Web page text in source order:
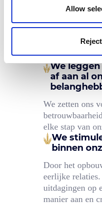
Allow
Als Europese
koekjes en
We
af aan al
We zetten ons
elke stap van
We
binnen
Door het
eerlijke relaties.
uitdagingen op
manier aan en